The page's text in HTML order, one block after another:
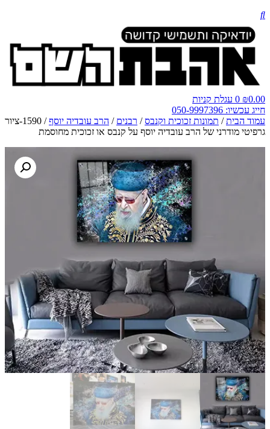
₪0.00
0 עגלת קניות
חייג עכשיו: 050-9997396
עמוד הבית/ תמונות זכוכית וקנבס/ רבנים / הרב עובדיה יוסף
/ 1590-ציור
גרפיטי מודרני של הרב עובדיה יוסף על קנבס או זכוכית מחוסמת